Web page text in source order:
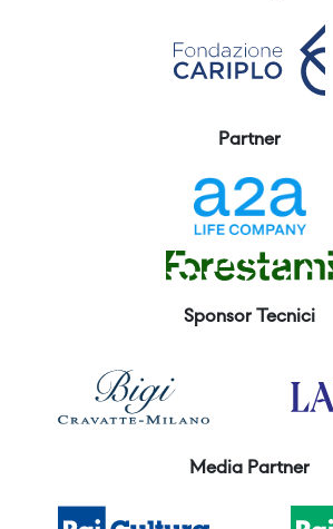
Partner
Sponsor Tecnici
Media Partner